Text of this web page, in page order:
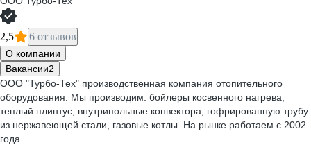
2,5 6 отзывов
О компании
Вакансии2
ООО "Турбо-Тех" производственная компания отопительного
оборудования. Мы производим: бойлеры косвенного нагрева,
теплый плинтус, внутрипольные конвектора, гофрированную трубу
из нержавеющей стали, газовые котлы. На рынке работаем с 2002
года.